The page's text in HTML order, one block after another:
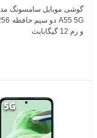
و رم 12 گیگابایت